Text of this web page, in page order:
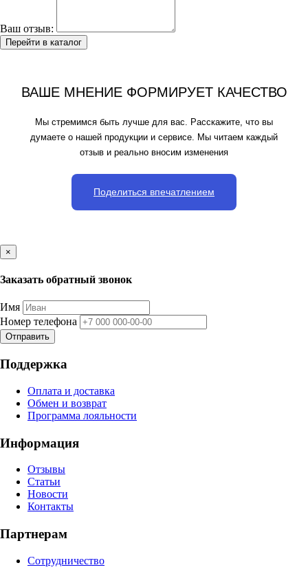
Ваш отзыв:
Перейти в каталог
ВАШЕ МНЕНИЕ ФОРМИРУЕТ КАЧЕСТВО
Мы стремимся быть лучше для вас. Расскажите, что вы
думаете о нашей продукции и сервисе. Мы читаем каждый
отзыв и реально вносим изменения
Поделиться впечатлением
×
Заказать обратный звонок
Имя
Номер телефона
Отправить
Поддержка
Оплата и доставка
Обмен и возврат
Программа лояльности
Информация
Отзывы
Статьи
Новости
Контакты
Партнерам
Сотрудничество